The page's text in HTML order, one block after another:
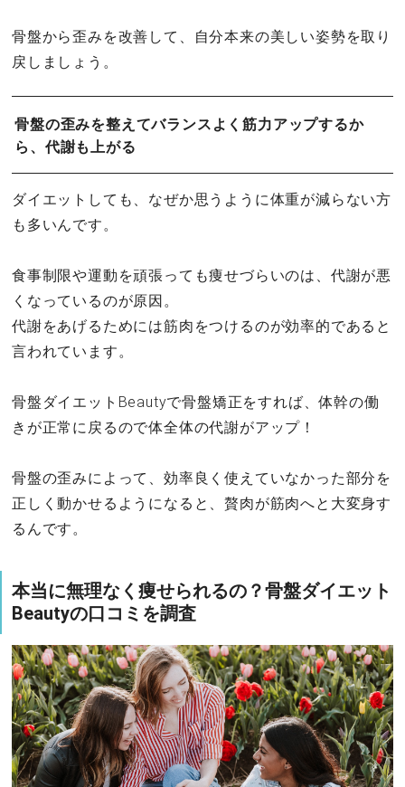
骨盤から歪みを改善して、自分本来の美しい姿勢を取り
戻しましょう。
骨盤の歪みを整えてバランスよく筋力アップするか
ら、代謝も上がる
ダイエットしても、なぜか思うように体重が減らない方
も多いんです。
食事制限や運動を頑張っても痩せづらいのは、代謝が悪
くなっているのが原因。
代謝をあげるためには筋肉をつけるのが効率的であると
言われています。
骨盤ダイエットBeautyで骨盤矯正をすれば、体幹の働
きが正常に戻るので体全体の代謝がアップ！
骨盤の歪みによって、効率良く使えていなかった部分を
正しく動かせるようになると、贅肉が筋肉へと大変身す
るんです。
本当に無理なく痩せられるの？骨盤ダイエット
Beautyの口コミを調査